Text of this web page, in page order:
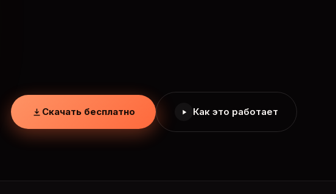
Скачать бесплатно Как это работает